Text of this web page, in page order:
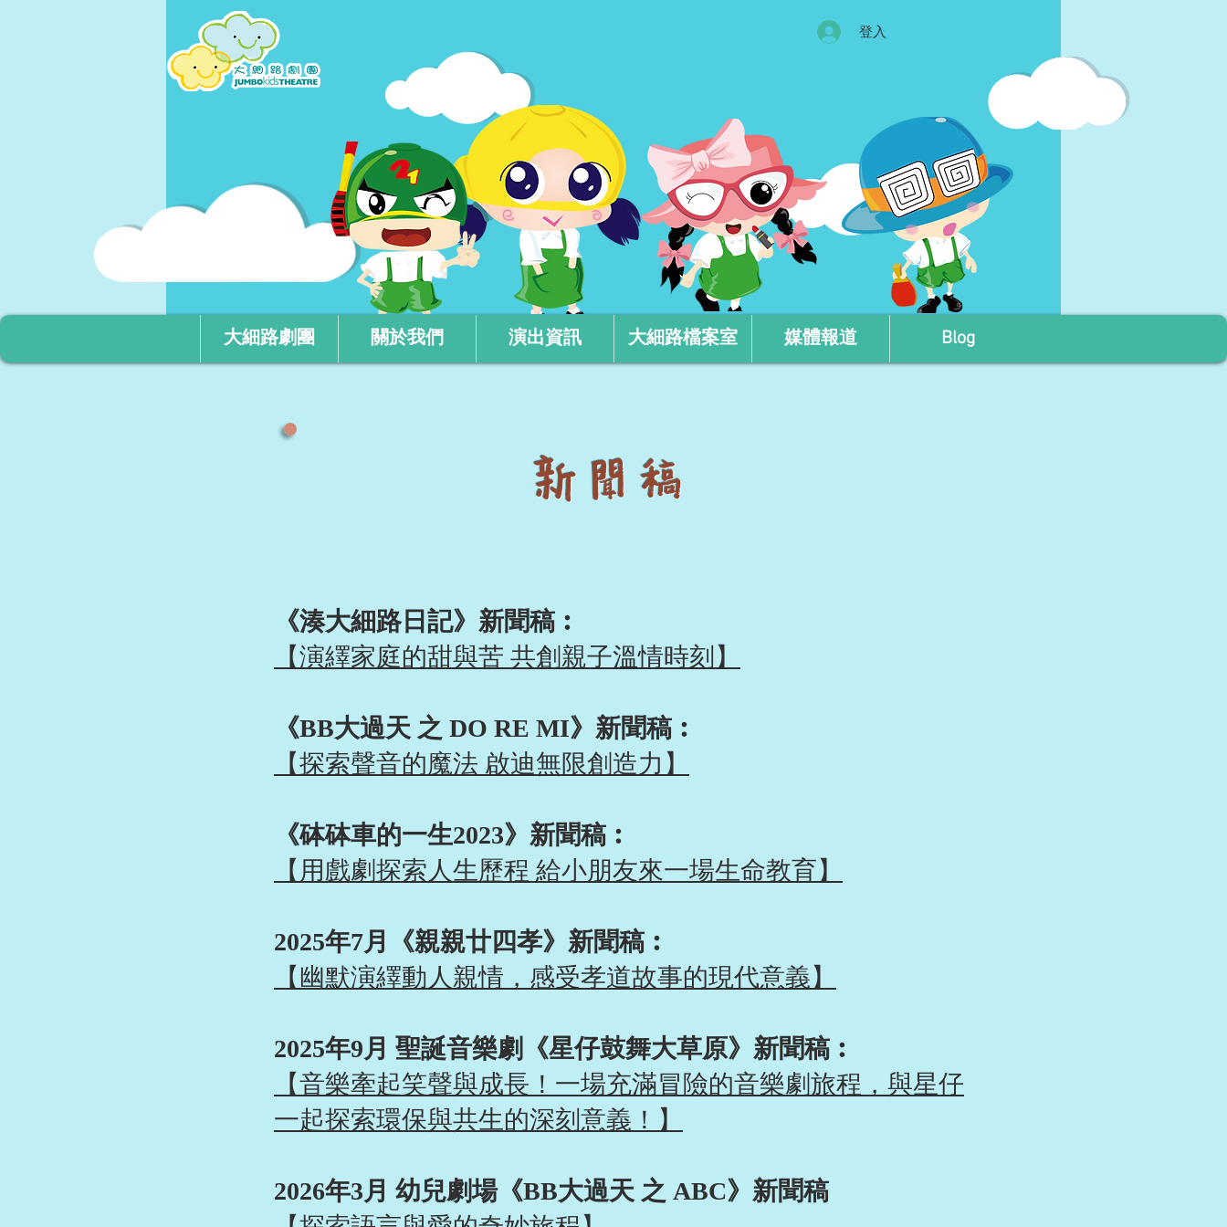
登入
大細路劇團 關於我們 演出資訊 大細路檔案室 媒體報道 Blog
​新聞稿
​《湊大細路日記》新聞稿︰
【演繹家庭的甜與苦 共創親子溫情時刻】
​《BB大過天 之 DO RE MI》新聞稿︰
【探索聲音的魔法 啟迪無限創造力】
​《砵砵車的一生2023》新聞稿 ︰
【用戲劇探索人生歷程 給小朋友來一場生命教育】
2025年7月《親親廿四孝》新聞稿 ︰
【 幽默演繹動人親情，感受孝道故事的現代意義】
2025年9月 聖誕音樂劇《星仔鼓舞大草原》新聞稿 ︰
【音樂牽起笑聲與成長！一場充滿冒險的音樂劇旅程，與星仔
一起探索環保與共生的深刻意義！ 】
2026年3月 幼兒劇場《BB大過天 之 ABC》新聞稿